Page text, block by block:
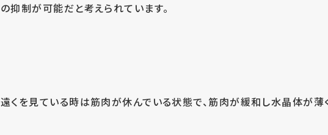
の抑制が可能だと考えられています。
遠くを見ている時は筋肉が休んでいる状態で、筋肉が緩和し水晶体が薄